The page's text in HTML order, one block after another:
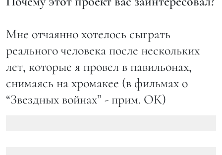
Мне отчаянно хотелось сыграть
реального человека после нескольких
лет, которые я провел в павильонах,
снимаясь на хромакее (в фильмах о
“Звездных войнах” - прим. ОК)